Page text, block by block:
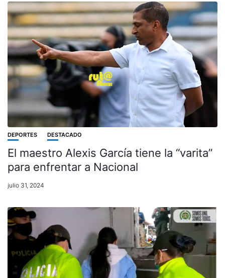
DEPORTES DESTACADO
El maestro Alexis García tiene la “varita”
para enfrentar a Nacional
julio 31, 2024